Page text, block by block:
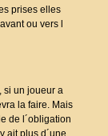
prises elles
ou vers l
si un joueur a
la faire. Mais
de l´obligation
ait plus d´une